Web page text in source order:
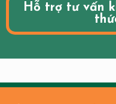
Hỗ trợ tư vấn